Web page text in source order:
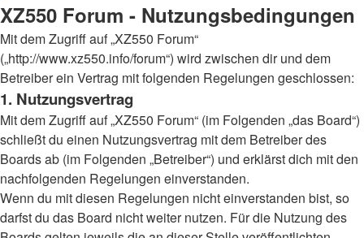
XZ550 Forum - Nutzungsbedingungen
Mit dem Zugriff auf „XZ550 Forum“
(„http://www.xz550.info/forum“) wird zwischen dir und dem
Betreiber ein Vertrag mit folgenden Regelungen geschlossen:
1. Nutzungsvertrag
Mit dem Zugriff auf „XZ550 Forum“ (im Folgenden „das Board“)
schließt du einen Nutzungsvertrag mit dem Betreiber des
Boards ab (im Folgenden „Betreiber“) und erklärst dich mit den
nachfolgenden Regelungen einverstanden.
Wenn du mit diesen Regelungen nicht einverstanden bist, so
darfst du das Board nicht weiter nutzen. Für die Nutzung des